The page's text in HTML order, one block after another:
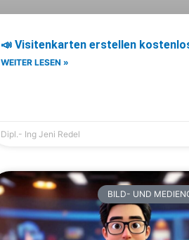
📣 Visitenkarten erstellen
WEITER LESEN »
Dipl.- Ing Jeni Redel
BILD- UND